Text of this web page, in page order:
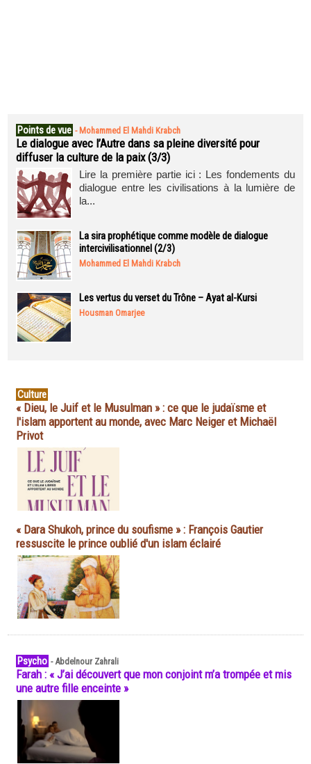
Points de vue - Mohammed El Mahdi Krabch
Le dialogue avec l’Autre dans sa pleine diversité pour
diffuser la culture de la paix (3/3)
Lire la première partie ici : Les fondements du
dialogue entre les civilisations à la lumière de
la...
La sira prophétique comme modèle de dialogue
intercivilisationnel (2/3)
Mohammed El Mahdi Krabch
Les vertus du verset du Trône – Ayat al-Kursi
Housman Omarjee
Culture
« Dieu, le Juif et le Musulman » : ce que le judaïsme et
l'islam apportent au monde, avec Marc Neiger et Michaël
Privot
« Dara Shukoh, prince du soufisme » : François Gautier
ressuscite le prince oublié d'un islam éclairé
Psycho -Abdelnour Zahrali
Farah : « J’ai découvert que mon conjoint m’a trompée et mis
une autre fille enceinte »